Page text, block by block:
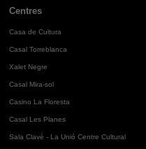
Centres
Casa de Cultura
Casal Torreblanca
Xalet Negre
Casal Mira-sol
Casino La Floresta
Casal Les Planes
Sala Clavé - La Unió Centre Cultural